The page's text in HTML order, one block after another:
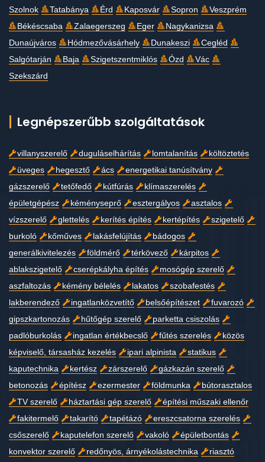
Szolnok
Tatabánya Érd Kaposvár Sopron
Veszprém
Békéscsaba
Zalaegerszeg Eger
Nagykanizsa
Dunaújváros
Hódmezővásárhely Dunakeszi
Cegléd
Salgótarján
Baja Szigetszentmiklós Ózd
Vác
Szekszárd
Legnépszerűbb szolgáltatások
villanyszerelő duguláselhárítás lomtalanítás
költöztetés
üveges
hegesztő ács
energetikai tanúsítvány
gázszerelő
tetőfedő kútfúrás
klímaszerelés
épületgépész
kéményseprő esztergályos
asztalos
vízszerelő
glettelés kerítés építés kertépítés
szigetelő
burkoló
kőműves lakásfelújítás
bádogos
generálkivitelezés
földmérő térkövező
kárpitos
ablakszigetelő
cserépkályha építés
mosógép szerelő
aszfaltozás
kémény bélelés lakatos
szobafestés
lakberendező
ingatlanközvetítő belsőépítészet
fuvarozó
gipszkartonozás
hűtőgép szerelő
parketta csiszolás
padlóburkolás
ingatlan értékbecslő fűtés szerelés
közös
képviselő, társasház kezelés
ipari alpinista
statikus
kaputechnika
kertész zárszerelő
gázkazán szerelő
betonozás
építész ezermester földmunka
bútorasztalos
TV szerelő
háztartási gép szerelő
építési műszaki ellenőr
fakitermelő
takarító tapétázó
ereszcsatorna szerelés
csőszerelő
kaputelefon szerelő vakoló
épületbontás
konvektor szerelő
redőnyös, árnyékolástechnika riasztó